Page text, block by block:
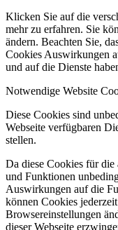
Klicken Sie auf die
mehr zu erfahren. Sie
ändern. Beachten Sie,
Cookies Auswirkungen
und auf die Dienste
Notwendige Website
Diese Cookies sind
Webseite verfügbaren
stellen.
Da diese Cookies für die
und Funktionen
Auswirkungen auf die
können Cookies
Browsereinstellungen
dieser Webseite